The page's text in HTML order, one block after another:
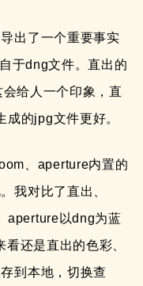
出了一个重要事实
于dng文件。直出的
给人一个印象，直
的jpg文件更好。
、aperture内置的
我对比了直出、
aperture以dng为蓝
还是直出的色彩、
到本地，切换查